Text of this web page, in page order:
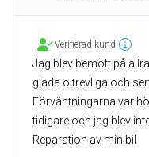
Verifierad kund
Jag blev bemött på
glada o trevliga och
Förväntningarna var
tidigare och jag blev
Reparation av min bil